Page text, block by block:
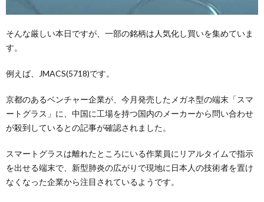
そんな厳しい本日ですが、一部の銘柄は人気化し買いを集めていま
す。
例えば、JMACS(5718)です。
京都のあるベンチャー企業が、今月発売したメガネ型の端末「スマ
ートグラス」に、中国に工場を持つ国内のメーカーから問い合わせ
が殺到しているとの記事が確認されました。
スマートグラスは離れたところにいる作業員にリアルタイムで指示
を出せる端末で、新型肺炎の広がりで現地に日本人の技術者を置け
なくなった企業から注目されているようです。